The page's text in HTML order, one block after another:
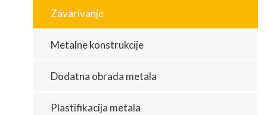
Zavarivanje
Metalne konstrukcije
Dodatna obrada metala
Plastifikacija metala